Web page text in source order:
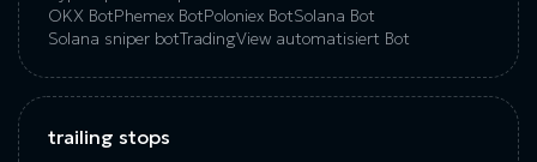
OKX BotPhemex BotPoloniex BotSolana Bot
Solana sniper botTradingView automatisiert Bot
trailing stops